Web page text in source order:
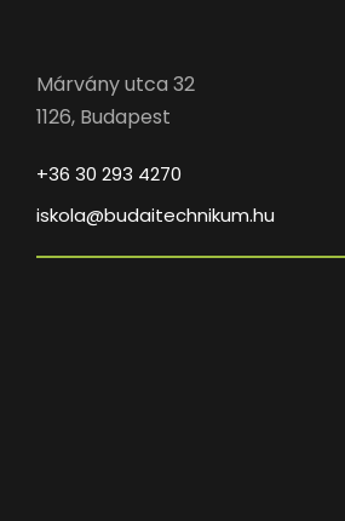
Márvány utca 32
1126, Budapest
+36 30 293 4270
iskola@budaitechnikum.hu